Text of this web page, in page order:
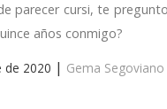
parecer cursi, te
años conmigo?
de 2020 | Gema Segoviano